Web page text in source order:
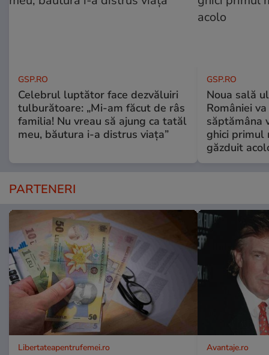
GSP.RO
Celebrul luptător face dezvăluiri
tulburătoare: „Mi-am făcut de râs
familia! Nu vreau să ajung ca tatăl
meu, băutura i-a distrus viața”
GSP.RO
Noua sală
României
săptămâna
ghici primul
găzduit
PARTENERI
Libertateapentrufemei.ro Avantaje.ro